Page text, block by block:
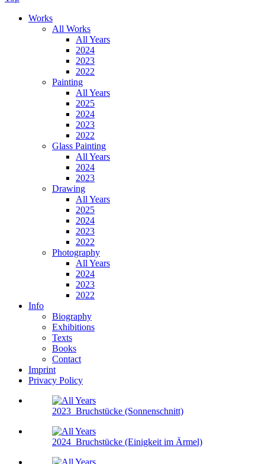
Works
All Works
All Years
2024
2023
2022
Painting
All Years
2025
2024
2023
2022
Glass Painting
All Years
2024
2023
Drawing
All Years
2025
2024
2023
2022
Photography
All Years
2024
2023
2022
Info
Biography
Exhibitions
Texts
Books
Contact
Imprint
Privacy Policy
2023 Bruchstücke (Sonnenschnitt)
2024 Bruchstücke (Einigkeit im Ärmel)